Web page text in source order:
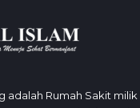
adalah Rumah Sakit milik